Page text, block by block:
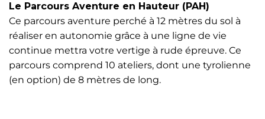
Le Parcours Aventure en Hauteur (PAH)
Ce parcours aventure perché à 12 mètres du sol à
réaliser en autonomie grâce à une ligne de vie
continue mettra votre vertige à rude épreuve. Ce
parcours comprend 10 ateliers, dont une tyrolienne
(en option) de 8 mètres de long.